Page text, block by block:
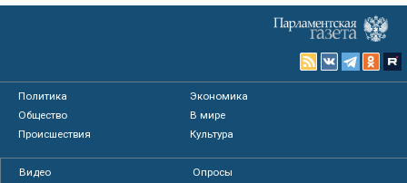
Политика
Экономика
Общество
В мире
Происшествия
Культура
Видео
Опросы